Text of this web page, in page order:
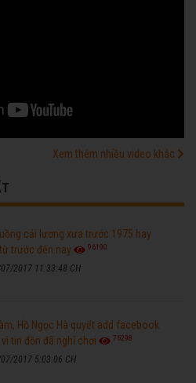
Xem thêm nhiều video khác
cải lương xưa trước 1975 hay
trước đến nay
96190
2017 11:33:48 CH
Hồ Ngọc Hà quyết add facebook
tin đồn đã nghỉ chơi
76298
2017 5:03:06 CH